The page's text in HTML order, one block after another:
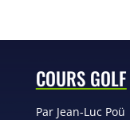
COURS GOLF
Par Jean-Luc Poü